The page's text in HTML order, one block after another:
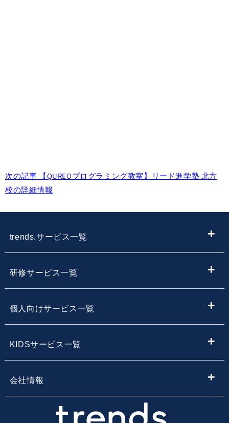
次の記事
【QUREOプログラミング教室】リード進学塾 北方
校の詳細情報
trends.サービス一覧
子供向けプログラミング教室を探す
地域・エリア名から子供向けプログラミングスクールを
研修サービス一覧
【企業向け】DX社員研修 - 法人向け人材育成
業務改善・効率化研修
個人向けサービス一覧
エンジニア転職コース
KIDSサービス一覧
小学生・中学生のためのオンラインプログラミングスク
会社情報